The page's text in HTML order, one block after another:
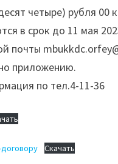
четыре) рубля 00
в срок до 11 мая
почты
приложению.
по тел.4-11-36
Скачать